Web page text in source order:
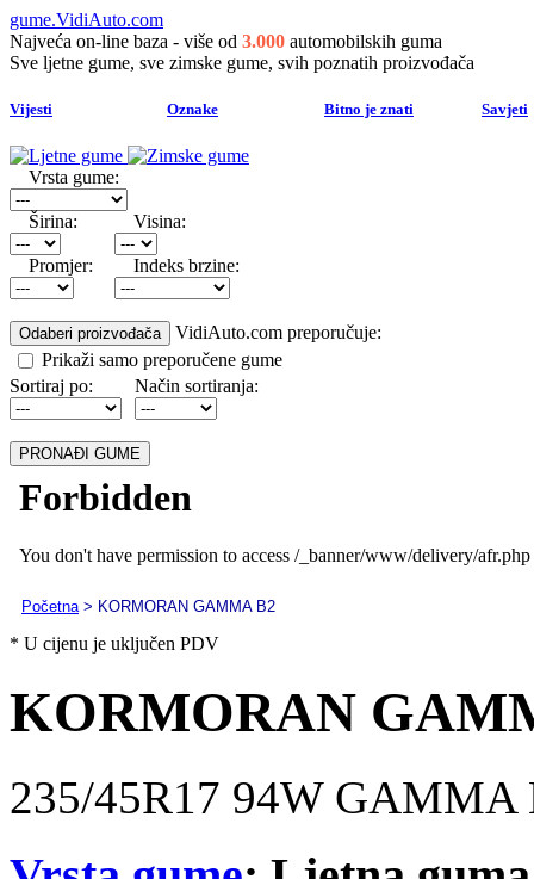
gume.VidiAuto.com
Najveća on-line baza - više od 3.000 automobilskih guma
Sve ljetne gume, sve zimske gume, svih poznatih proizvođača
Vijesti Oznake Bitno je znati Savjeti
Vrsta gume:
Širina: Visina:
Promjer: Indeks brzine:
VidiAuto.com preporučuje:
Prikaži samo preporučene gume
Sortiraj po:
Način sortiranja:
Početna> KORMORAN GAMMA B2
* U cijenu je uključen PDV
KORMORAN
235/45R17 94W GAMMA